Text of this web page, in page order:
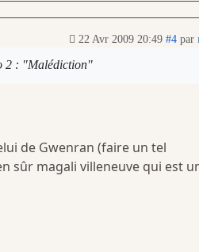
22 Avr 2009 20:49 #4 par
2 : "Malédiction"
de Gwenran (faire un tel
sûr magali villeneuve qui est